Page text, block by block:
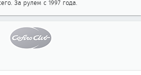
За рулем с 1997 года.